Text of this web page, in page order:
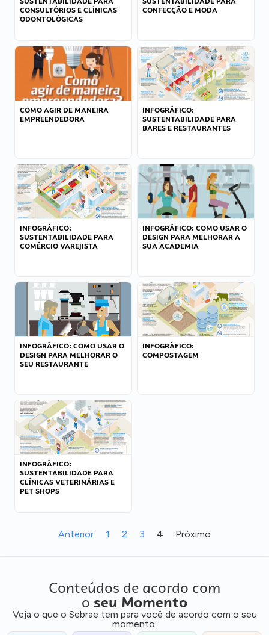
CONSULTÓRIOS E CLÍNICAS
ODONTOLÓGICAS
CONFECÇÃO E MODA
COMO AGIR DE MANEIRA
EMPREENDEDORA
INFOGRÁFICO:
SUSTENTABILIDADE PARA
BARES E RESTAURANTES
INFOGRÁFICO:
SUSTENTABILIDADE PARA
COMÉRCIO VAREJISTA
INFOGRÁFICO: COMO USAR O
DESIGN PARA MELHORAR A
SUA ACADEMIA
INFOGRÁFICO: COMO USAR O
DESIGN PARA MELHORAR O
SEU RESTAURANTE
INFOGRÁFICO:
COMPOSTAGEM
INFOGRÁFICO:
SUSTENTABILIDADE PARA
CLÍNICAS VETERINÁRIAS E
PET SHOPS
Anterior 1 2 3 4 Próximo
Conteúdos de acordo com
o seu Momento
Veja o que o Sebrae tem para você de acordo com o seu
momento: